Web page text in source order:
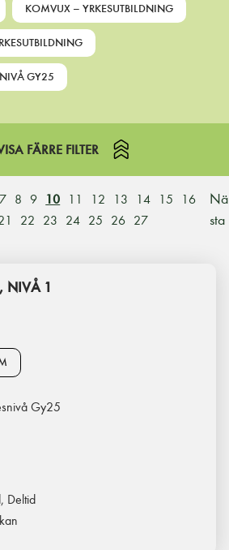
KOMVUX – YRKESUTBILDNING
GY25
FÄRRE FILTER
7 8 9 10 11 12 13 14 15
16
22 23 24 25 26 27
Nä
sta
NIVÅ 1
Gy25
Deltid